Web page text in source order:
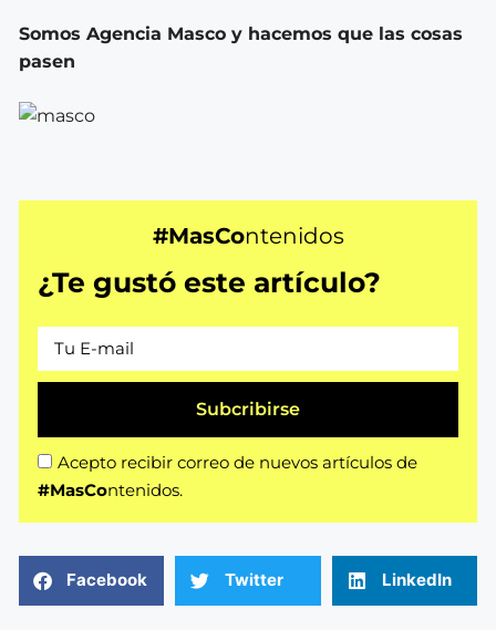
Somos Agencia Masco y hacemos que las cosas
pasen
#MasContenidos
¿Te gustó este artículo?
Acepto recibir correo de nuevos artículos de
#MasContenidos.
Subcribirse
Facebook Twitter LinkedIn